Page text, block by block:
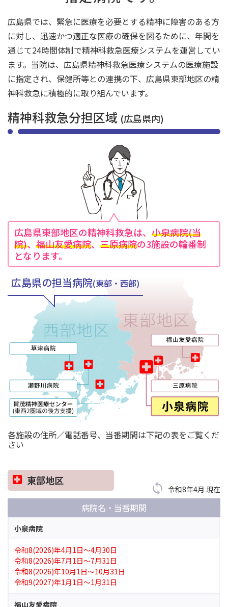
広島県では、緊急に医療を必要とする精神に障害のある方
に対し、 迅速かつ適正な医療の確保を図るために、 年間を
通じて24時間体制で精神科救急医療システムを運営してい
ます。 当院は、広島県精神科救急医療システムの医療施設
に指定され、 保健所等との連携の下、広島県東部地区の精
神科救急に積極的に取り組んでいます。
精神科救急分担区域 (広島県内)
広島県東部地区の精神科救急は、 小泉病院(当
院)、 福山友愛病院、 三原病院の3施設の輪番制
となります。
広島県の担当病院(東部・西部)
各施設の住所／電話番号、当番期間は下記の表をご覧くだ
さい
東部地区
令和8年4月 現在
病院名・当番期間
小泉病院
令和8(2026)年4月1日～4月30日
令和8(2026)年7月1日～7月31日
令和8(2026)年10月1日～10月31日
令和9(2027)年1月1日～1月31日
福山友愛病院